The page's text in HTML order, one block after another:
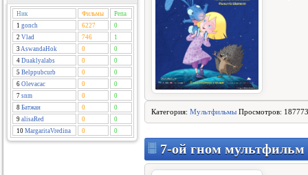
Ник Фильмы
Репа
1 gonch 6227
0
2 Vlad 746
1
3 AswandaHok 0
0
4 Duaklyalabs 0
0
5 Belppubcurb 0
0
6 Olevacac 0
0
7 snm 0
0
8 Батжан 0
0
9 alisaRed 0
0
10 MargaritaVredina 0 0
Категория: Мультфильмы Просмотров:
7-ой гном мультфильм